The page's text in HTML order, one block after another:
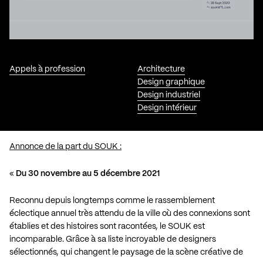
Appels à profession
Architecture
Design graphique
Design industriel
Design intérieur
Annonce de la part du SOUK :
« Du 30 novembre au 5 décembre 2021
Reconnu depuis longtemps comme le rassemblement
éclectique annuel très attendu de la ville où des connexions sont
établies et des histoires sont racontées, le SOUK est
incomparable. Grâce à sa liste incroyable de designers
sélectionnés, qui changent le paysage de la scène créative de